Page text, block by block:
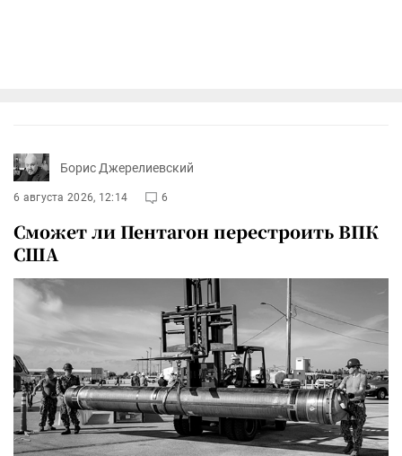
Борис Джерелиевский
6 августа 2026, 12:14 6
Сможет ли Пентагон перестроить ВПК
США